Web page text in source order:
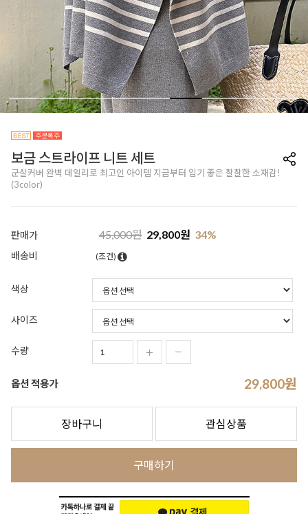
보금 스트라이프 니트 세트
군살커버 완벽 데일리로 최고인 아이템 지금부터 입기 좋은 찰찰한 소재감!
(3color)
판매가 45,000원 29,800원 34%
배송비 (조건)
색상
사이즈
수량
옵션 적용가 29,800원
장바구니 관심상품
구매하기